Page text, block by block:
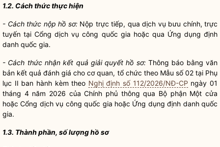
1.2. Cách thức thực hiện
- Cách thức nộp hồ sơ:Nộp trực tiếp, qua dịch vụ bưu chính, trực
tuyến tại Cổng dịch vụ công quốc gia hoặc qua Ứng dụng định
danh quốc gia.
- Cách thức nhận kết quả giải quyếthồ sơ:Thông báo bằng văn
bản kết quả đánh giá cho cơ quan, tổ chức theo Mẫu số 02 tại Phụ
lục II ban hành kèm theo Nghị định số 112/2026/NĐ-CP ngày 01
tháng 4 năm 2026 của Chính phủ thông qua Bộ phận Một cửa
hoặcCổng dịch vụ côngquốc gia hoặc Ứng dụng định danhquốc
gia.
1.3. Thành phần, sốlượnghồ sơ